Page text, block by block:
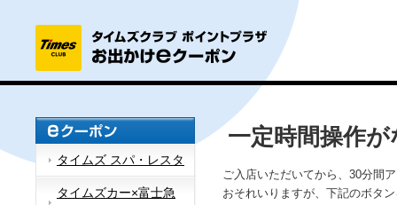
タイムズ スパ・レスタ
タイムズカー×富士急
一定時間操作
ご入店いただいてから、30分間
おそれいりますが、下記のボタ